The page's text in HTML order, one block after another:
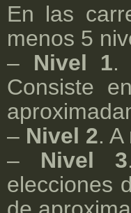
En las
menos 5
– Nivel 1.
Consiste
– Nivel 2.
– Nivel 3
elecciones